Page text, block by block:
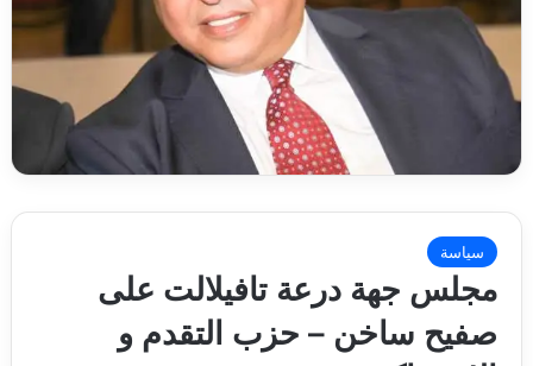
سياسة
مجلس جهة درعة تافيلالت على
صفيح ساخن‎‎ – حزب التقدم و